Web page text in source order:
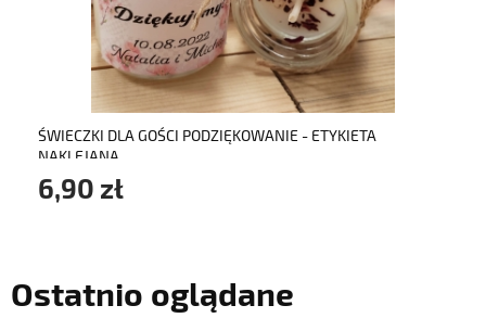
ŚWIECZKI DLA GOŚCI PODZIĘKOWANIE - ETYKIETA
NAKLEJANA
6,90 zł
do koszyka
Ostatnio oglądane